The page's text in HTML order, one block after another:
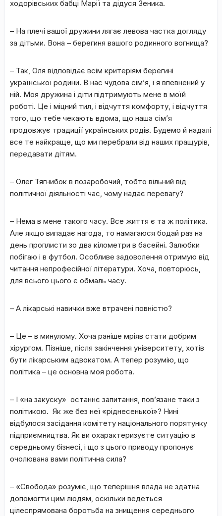
ходорівських бабці Марії та дідуся Зеника.
– На плечі вашої дружини лягає левова частка догляду
за дітьми. Вона – берегиня вашого родинного вогнища?
– Так, Оля відповідає всім критеріям берегині
української родини. В нас чудова сім’я, і я впевнений у
ній. Моя дружина і діти підтримують мене в моїй
роботі. Це і міцний тил, і відчуття комфорту, і відчуття
того, що тебе чекають вдома, що наша сім’я
продовжує традиції українських родів. Будемо й надалі
все те найкраще, що ми перебрали від наших пращурів,
передавати дітям.
– Олег Тягнибок в позаробочий, тобто вільний від
політичної діяльності час, чому надає перевагу?
– Нема в мене такого часу. Все життя є та ж політика.
Але якщо випадає нагода, то намагаюся бодай раз на
день проплисти зо два кілометри в басейні. Залюбки
побігаю і в футбол. Особливе задоволення отримую від
читання непрофесійної літератури. Хоча, повторюсь,
для всього цього є обмаль часу.
– А лікарські навички вже втрачені повністю?
– Це – в минулому. Хоча раніше мріяв стати добрим
хірургом. Пізніше, після закінчення університету, хотів
бути лікарським адвокатом. А тепер розумію, що
політика – це основна моя робота.
– І «на закуску» останнє запитання, пов’язане таки з
політикою. Як же без неї «ріднесенької»? Нині
відбулося засідання комітету національного порятунку
підприємництва. Як ви охарактеризуєте ситуацію в
середньому бізнесі, і що з цього приводу пропонує
очолювана вами політична сила?
– «Свобода» розуміє, що теперішня влада не здатна
допомогти цим людям, оскільки ведеться
цілеспрямована боротьба на знищення середнього